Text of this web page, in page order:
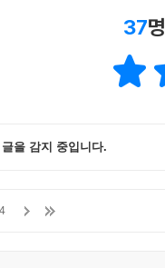
37
을 감지 중입니다.
4